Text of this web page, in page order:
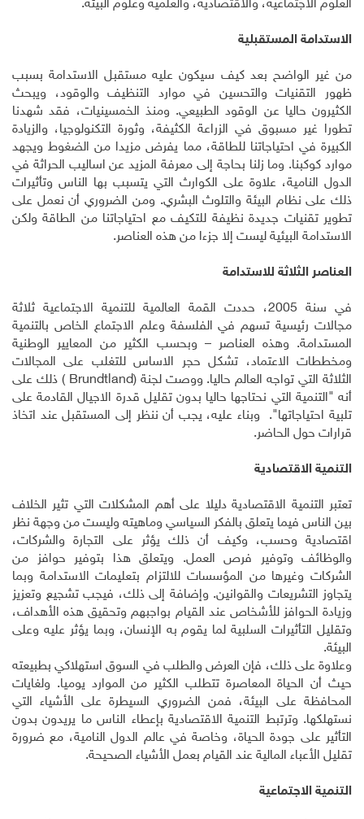
العلوم الاجتماعية، والاقتصادية، والعلمية وعلوم البيئة.
الاستدامة المستقبلية
من غير الواضح بعد كيف سيكون عليه مستقبل الاستدامة بسبب
ظهور التقنيات والتحسين في موارد التنظيف والوقود، ويبحث
الكثيرون حاليا عن الوقود الطبيعي. ومنذ الخمسينيات، فقد شهدنا
تطورا غير مسبوق في الزراعة الكثيفة، وثورة التكنولوجيا، والزيادة
الكبيرة في احتياجاتنا للطاقة، مما يفرض مزيدا من الضغوط ويجهد
موارد كوكبنا. وما زلنا بحاجة إلى معرفة المزيد عن اساليب الحراثة في
الدول النامية، علاوة على الكوارث التي يتسبب بها الناس وتأثيرات
ذلك على نظام البيئة والتلوث البشري. ومن الضروري أن نعمل على
تطوير تقنيات جديدة نظيفة للتكيف مع احتياجاتنا من الطاقة ولكن
الاستدامة البيئية ليست إلا جزءا من هذه العناصر.
العناصر الثلاثة للاستدامة
في سنة 2005، حددت القمة العالمية للتنمية الاجتماعية ثلاثة
مجالات رئيسية تسهم في الفلسفة وعلم الاجتماع الخاص بالتنمية
المستدامة. وهذه العناصر – وبحسب الكثير من المعايير الوطنية
ومخططات الاعتماد، تشكل حجر الاساس للتغلب على المجالات
الثلاثة التي تواجه العالم حاليا. ووصت لجنة (Brundtland) ذلك على
أنه "التنمية التي نحتاجها حاليا بدون تقليل قدرة الاجيال القادمة على
تلبية احتياجاتها". وبناء عليه، يجب أن ننظر إلى المستقبل عند اتخاذ
قرارات حول الحاضر.
التنمية الاقتصادية
تعتبر التنمية الاقتصادية دليلا على أهم المشكلات التي تثير الخلاف
بين الناس فيما يتعلق بالفكر السياسي وماهيته وليست من وجهة نظر
اقتصادية وحسب، وكيف أن ذلك يؤثر على التجارة والشركات،
والوظائف وتوفير فرص العمل. ويتعلق هذا بتوفير حوافز من
الشركات وغيرها من المؤسسات للالتزام بتعليمات الاستدامة وبما
يتجاوز التشريعات والقوانين. وإضافة إلى ذلك، فيجب تشجيع وتعزيز
وزيادة الحوافز للأشخاص عند القيام بواجبهم وتحقيق هذه الأهداف،
وتقليل التأثيرات السلبية لما يقوم به الإنسان، وبما يؤثر عليه وعلى
البيئة.
وعلاوة على ذلك، فإن العرض والطلب في السوق استهلاكي بطبيعته
حيث أن الحياة المعاصرة تتطلب الكثير من الموارد يوميا. ولغايات
المحافظة على البيئة، فمن الضروري السيطرة على الأشياء التي
نستهلكها. وترتبط التنمية الاقتصادية بإعطاء الناس ما يريدون بدون
التأثير على جودة الحياة، وخاصة في عالم الدول النامية، مع ضرورة
تقليل الأعباء المالية عند القيام بعمل الأشياء الصحيحة.
التنمية الاجتماعية